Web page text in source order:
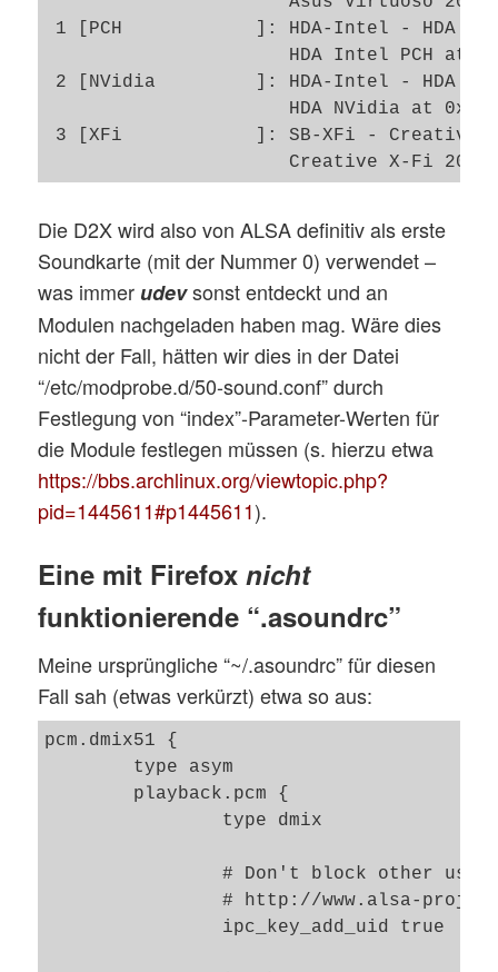
1 [PCH            ]: HDA-Intel - HDA
HDA Intel PCH at
2 [NVidia         ]: HDA-Intel - HDA
HDA NVidia at
3 [XFi            ]: SB-XFi - Creative
Die D2X wird also von ALSA definitiv als erste
Soundkarte (mit der Nummer 0) verwendet –
was immer udevsonst entdeckt und an
Modulen nachgeladen haben mag. Wäre dies
nicht der Fall, hätten wir dies in der Datei
“/etc/modprobe.d/50-sound.conf” durch
Festlegung von “index”-Parameter-Werten für
die Module festlegen müssen (s. hierzu etwa
https://bbs.archlinux.org/viewtopic.php?
pid=1445611#p1445611).
Eine mit Firefoxnicht
funktionierende “.asoundrc”
Meine ursprüngliche “~/.asoundrc” für diesen
Fall sah (etwas verkürzt) etwa so aus:
pcm.dmix51 {
		# Don't block other users
		# http://www.alsa-project.org/alsa-doc/alsa-lib/pcm_plugins.html